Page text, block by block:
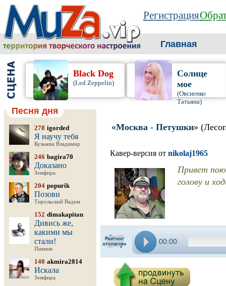
Регистрация
Главная
Black Dog
(Led Zeppelin)
Солнце
мое
(Овсиенко
Татьяна)
Песня дня
278 igorded
Я научу тебя
Кузьмин Владимир
246 bagira70
Доказано
Земфира
204 popurik
Позови
Тирольский Вадим
152 dimakapitan
Дивись же,
какими мы
стали!
Пикник
140 akmira2814
Искала
Земфира
«Москва - Петушки»
Кавер-версия от nikolaj1965
Привет
голову и
00:00